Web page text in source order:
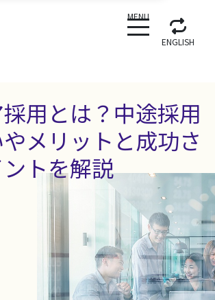
MENU
ENGLISH
用とは？中途採用
メリットと成功さ
トを解説